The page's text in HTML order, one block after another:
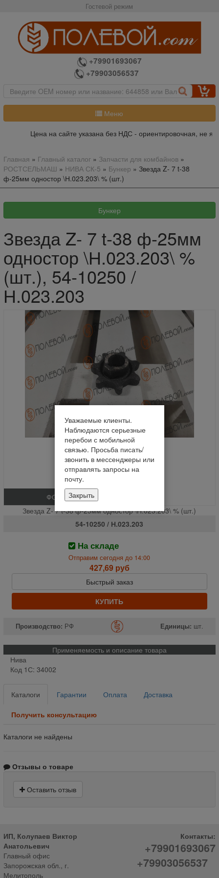
Гостевой режим
+79901693067
+79903056537
Меню
Цена на сайте указана без НДС - ориентировочная, не
Главная » Главный каталог» Запчасти для комбайнов»
РОСТСЕЛЬМАШ » НИВА СК-5 » Бункер » Звезда Z- 7 t-38
ф-25мм одностор \Н.023.203\ % (шт.)
Звезда Z- 7 t-38 ф-25мм
одностор \Н.023.203\ %
(шт.), 54-10250 /
Н.023.203
ФОТО
Звезда Z- 7 t-38 ф-25мм одностор \Н.023.203\ % (шт.)
54-10250 / Н.023.203
На складе
Отправим сегодня до 14:00
427,69 руб
Быстрый заказ
КУПИТЬ
Производство: РФ Единицы: шт.
Применяемость и описание товара
Нива
Код 1С: 34002
Каталоги Гарантии Оплата Доставка
Получить консультацию
Каталоги не найдены
Отзывы о товаре
Оставить отзыв
ИП, Колупаев Виктор
Анатольевич
Главный офис
Запорожская обл., г.
Мелитополь
Контакты:
+79901693067
+79903056537
Уважаемые клиенты.
Наблюдаются серьезные
перебои с мобильной
связью. Просьба писать/
звонить в мессенджеры или
отправлять запросы на
почту.
Закрыть